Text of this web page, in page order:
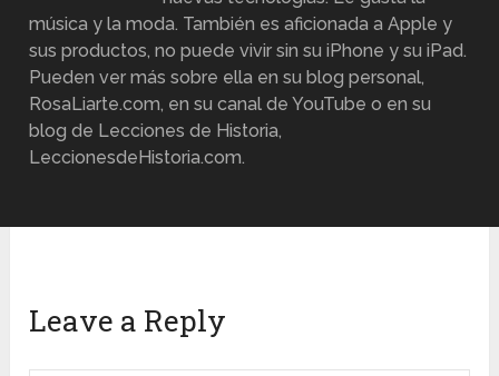
música y la moda. También es aficionada a Apple y
sus productos, no puede vivir sin su iPhone y su iPad.
Pueden ver más sobre ella en su blog personal,
RosaLiarte.com, en su canal de YouTube o en su
blog de Lecciones de Historia,
LeccionesdeHistoria.com.
Leave a Reply